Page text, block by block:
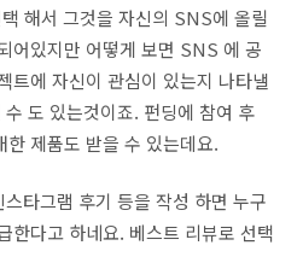
해서 그것을 자신의 SNS에 올릴
어있지만 어떻게 보면 SNS 에 공
트에 자신이 관심이 있는지 나타낼
도 있는것이죠. 펀딩에 참여 후
제품도 받을 수 있는데요.
타그램 후기 등을 작성 하면 누구
한다고 하네요. 베스트 리뷰로 선택